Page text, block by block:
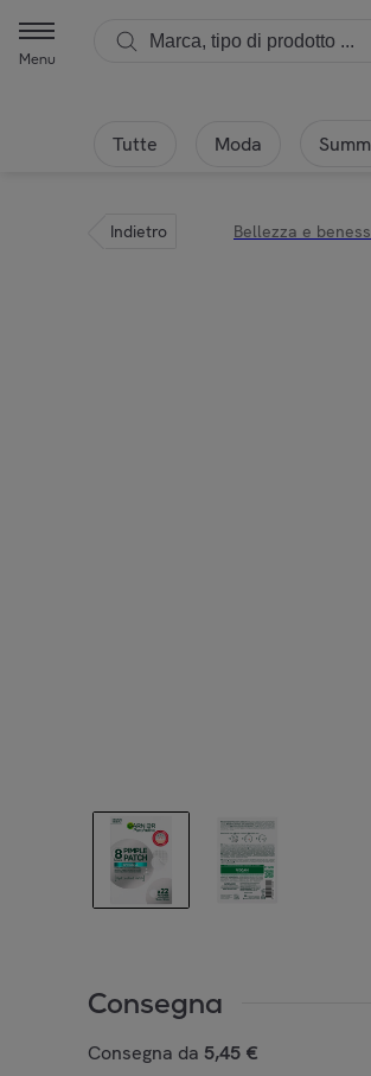
Menu
Tutte Moda
Indietro Bellezza e
Consegna
Consegna da 5,45 €